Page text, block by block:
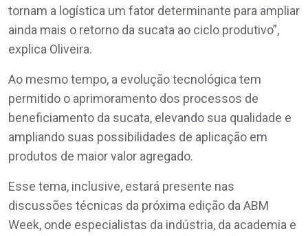
tornam a logística um fator determinante para ampliar
ainda mais o retorno da sucata ao ciclo produtivo”,
explica Oliveira.
Ao mesmo tempo, a evolução tecnológica tem
permitido o aprimoramento dos processos de
beneficiamento da sucata, elevando sua qualidade e
ampliando suas possibilidades de aplicação em
produtos de maior valor agregado.
Esse tema, inclusive, estará presente nas
discussões técnicas da próxima edição da ABM
Week, onde especialistas da indústria, da academia e